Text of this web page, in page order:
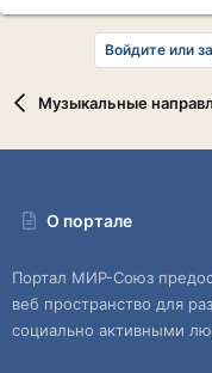
Войдите или
Музыкальные
О портале
Портал МИР-Союз
веб пространство для
социально активными